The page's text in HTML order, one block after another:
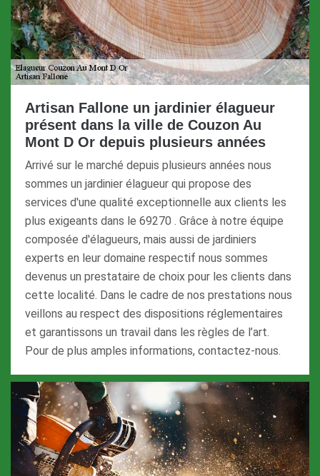
Artisan Fallone un jardinier élagueur
présent dans la ville de Couzon Au
Mont D Or depuis plusieurs années
Arrivé sur le marché depuis plusieurs années nous
sommes un jardinier élagueur qui propose des
services d'une qualité exceptionnelle aux clients les
plus exigeants dans le 69270 . Grâce à notre équipe
composée d'élagueurs, mais aussi de jardiniers
experts en leur domaine respectif nous sommes
devenus un prestataire de choix pour les clients dans
cette localité. Dans le cadre de nos prestations nous
veillons au respect des dispositions réglementaires
et garantissons un travail dans les règles de l’art.
Pour de plus amples informations, contactez-nous.